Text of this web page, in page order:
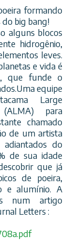
formando
do big bang!
alguns blocos
hidrogênio,
leves.
e vida é
que funde o
equipe
Large
(ALMA) para
chamado
de um artista
do
de sua idade
que já
de poeira,
e alumínio. A
num artigo
Letters :